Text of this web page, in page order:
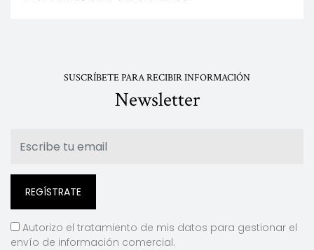
SUSCRÍBETE PARA RECIBIR INFORMACIÓN
Newsletter
Autorizo el tratamiento de mis datos para gestionar el
envío de información comercial.